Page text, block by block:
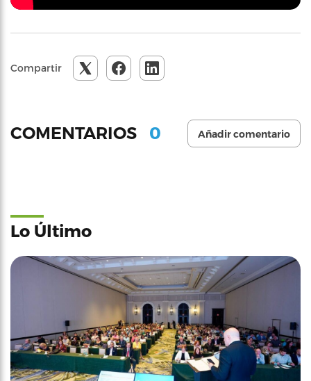
Compartir
COMENTARIOS 0 Añadir comentario
Lo Último